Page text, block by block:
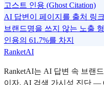
고스트 인용 (Ghost Citation)
AI 답변이 페이지를 출처 링
브랜드명을 쓰지 않는 노출
인용의 61.7%를 차지
RanketAI
RanketAI는 AI 답변 속 브랜
이자, AI 검색 가시성 진단 —